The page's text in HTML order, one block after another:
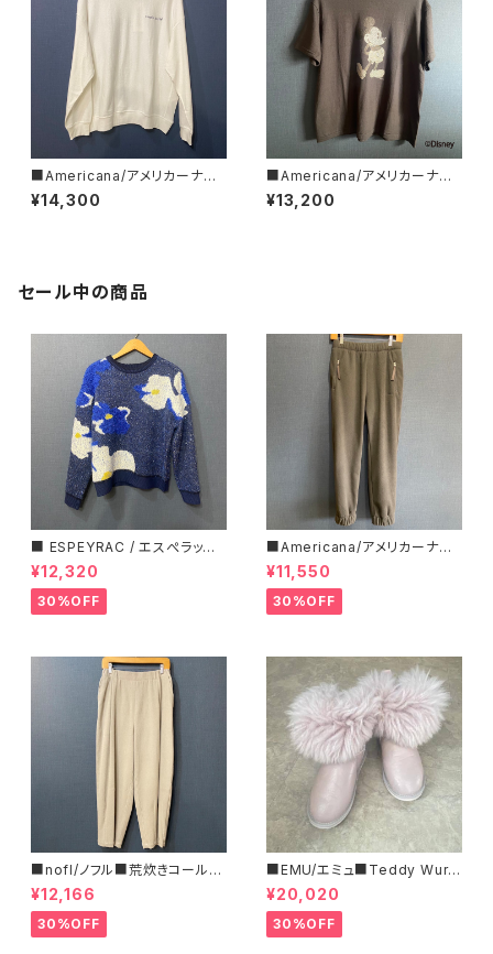
■Americana/アメリカーナ■
リバースウィーブ L/S T■BRF-
752A/1■
¥14,300
■Americana/アメリカーナ■
Mickey Mouse/ミッキーマウ
ス/プリントT■BRF-789A/3■
¥13,200
セール中の商品
■ ESPEYRAC / エスぺラック
■ フラワーモチーフニット■YE
LLOW & NAVY■ 超カワイイ！
¥12,320
30%OFF
■Americana/アメリカーナ■
マイクロフリース・イージーパン
ツ■
¥11,550
30%OFF
■nofl/ノフル■荒炊きコール天
テーパードパンツ■ゆるっとバ
ルーンシルエット
¥12,166
30%OFF
■EMU/エミュ■Teddy Wurr
en■撥水サイドジッパーブーツ
¥20,020
30%OFF